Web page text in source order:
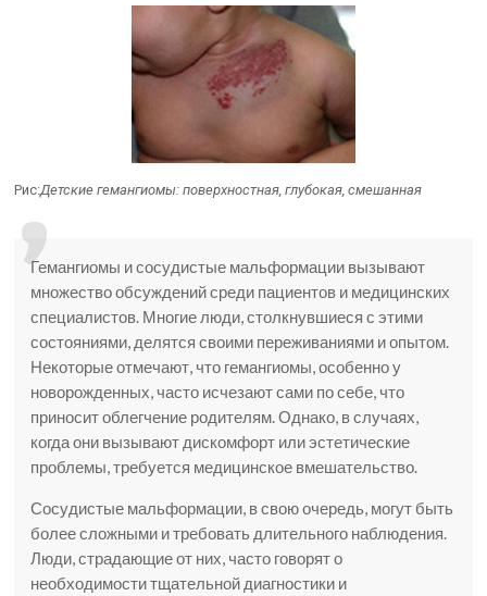
Рис:Детские гемангиомы: поверхностная, глубокая, смешанная
Гемангиомы и сосудистые мальформации вызывают
множество обсуждений среди пациентов и медицинских
специалистов. Многие люди, столкнувшиеся с этими
состояниями, делятся своими переживаниями и опытом.
Некоторые отмечают, что гемангиомы, особенно у
новорожденных, часто исчезают сами по себе, что
приносит облегчение родителям. Однако, в случаях,
когда они вызывают дискомфорт или эстетические
проблемы, требуется медицинское вмешательство.
Сосудистые мальформации, в свою очередь, могут быть
более сложными и требовать длительного наблюдения.
Люди, страдающие от них, часто говорят о
необходимости тщательной диагностики и